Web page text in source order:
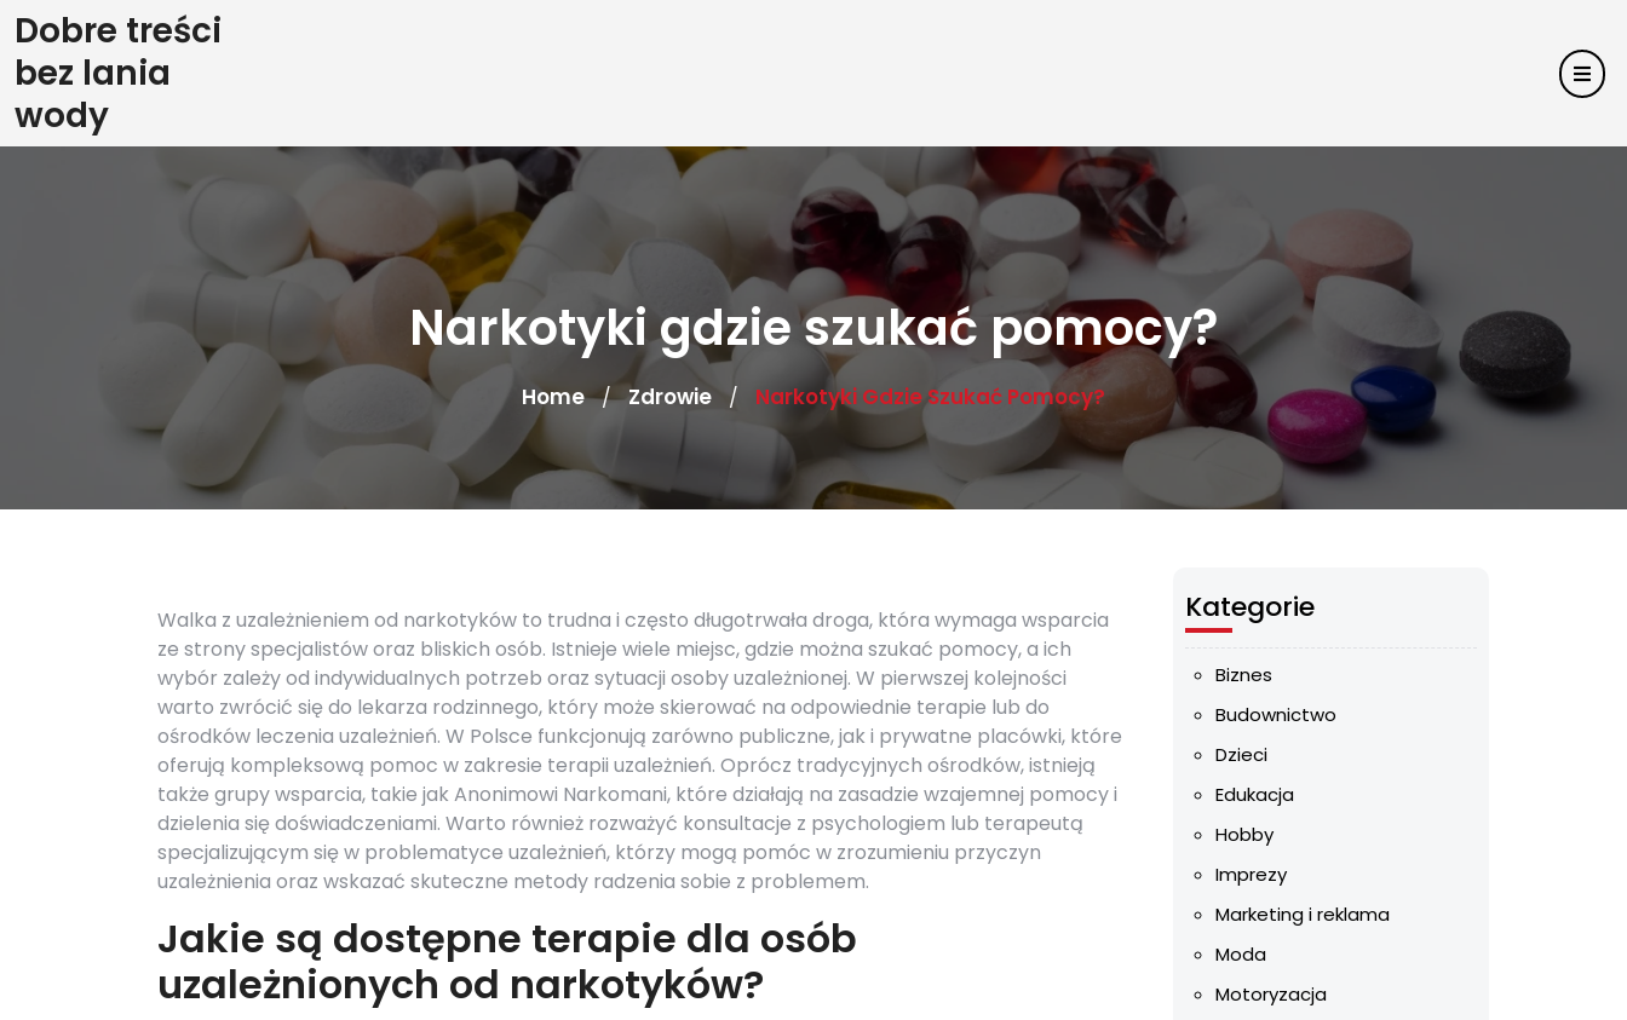
Skip
to
content
Dobre treści
bez lania
wody
Narkotyki gdzie szukać pomocy?
Home / Zdrowie / Narkotyki Gdzie Szukać Pomocy?
Walka z uzależnieniem od narkotyków to trudna i często długotrwała droga, która wymaga wsparcia
ze strony specjalistów oraz bliskich osób. Istnieje wiele miejsc, gdzie można szukać pomocy, a ich
wybór zależy od indywidualnych potrzeb oraz sytuacji osoby uzależnionej. W pierwszej kolejności
warto zwrócić się do lekarza rodzinnego, który może skierować na odpowiednie terapie lub do
ośrodków leczenia uzależnień. W Polsce funkcjonują zarówno publiczne, jak i prywatne placówki, które
oferują kompleksową pomoc w zakresie terapii uzależnień. Oprócz tradycyjnych ośrodków, istnieją
także grupy wsparcia, takie jak Anonimowi Narkomani, które działają na zasadzie wzajemnej pomocy i
dzielenia się doświadczeniami. Warto również rozważyć konsultacje z psychologiem lub terapeutą
specjalizującym się w problematyce uzależnień, którzy mogą pomóc w zrozumieniu przyczyn
uzależnienia oraz wskazać skuteczne metody radzenia sobie z problemem.
Jakie są dostępne terapie dla osób
uzależnionych od narkotyków?
Kategorie
Biznes
Budownictwo
Dzieci
Edukacja
Hobby
Imprezy
Marketing i reklama
Moda
Motoryzacja